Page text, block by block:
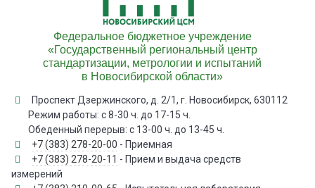
Федеральное бюджетное учреждение
«Государственный региональный центр
стандартизации, метрологии и испытаний
в Новосибирской области»
Проспект Дзержинского, д. 2/1, г. Новосибирск, 630112
Режим работы: с 8-30 ч. до 17-15 ч.
Обеденный перерыв: с 13-00 ч. до 13-45 ч.
+7 (383) 278-20-00 - Приемная
+7 (383) 278-20-11 - Прием и выдача средств
измерений